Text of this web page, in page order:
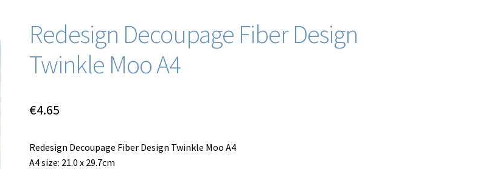
Redesign Decoupage Fiber Design
Twinkle Moo A4
€4.65
Redesign Decoupage Fiber Design Twinkle Moo A4
A4 size: 21.0 x 29.7cm